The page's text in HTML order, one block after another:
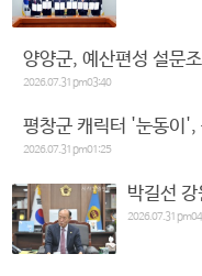
양양군, 예산편성 설문
2026.07.31 pm03:40
평창군 캐릭터 '눈동이',
2026.07.31 pm01:25
박길선
2026.07.31